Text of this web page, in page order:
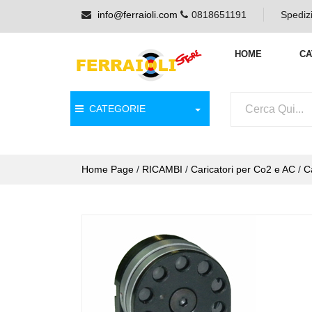
info@ferraioli.com 0818651191
HOME
CATEGORIE
Home Page / RICAMBI / Caricatori per Co2 e AC /